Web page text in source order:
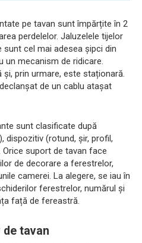
pe tavan sunt împărțite în 2
perdelelor. Jaluzelele tijelor
sunt cel mai adesea șipci din
un mecanism de ridicare.
prin urmare, este staționară.
de un cablu atașat
sunt clasificate după
dispozitiv (rotund, șir, profil,
Orice suport de tavan face
de decorare a ferestrelor,
camerei. La alegere, se iau în
ferestrelor, numărul și
față de fereastră.
tavan